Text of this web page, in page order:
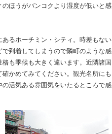
ほうがバンコクより湿度が低いと感
るホーチミン・シティ。時差もない
到着してしまうので隣町のような感
も季候も大きく違います。近隣諸国
かめてみてください。観光名所にも
活気ある雰囲気をいたるところで感